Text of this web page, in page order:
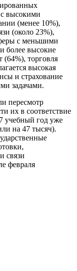
высокими
(менее 10%),
(около 23%),
с меньшими
более высокие
(64%), торговля
высокая
и страхование
задачами.
пересмотр
их в соответствие
учебный год уже
на 47 тысяч).
связи
февраля